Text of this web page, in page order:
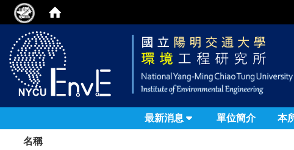
最新消息 單位簡介 本
名稱